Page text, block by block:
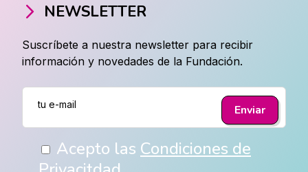
NEWSLETTER
Suscríbete a nuestra newsletter para recibir
información y novedades de la Fundación.
Acepto las Condiciones de